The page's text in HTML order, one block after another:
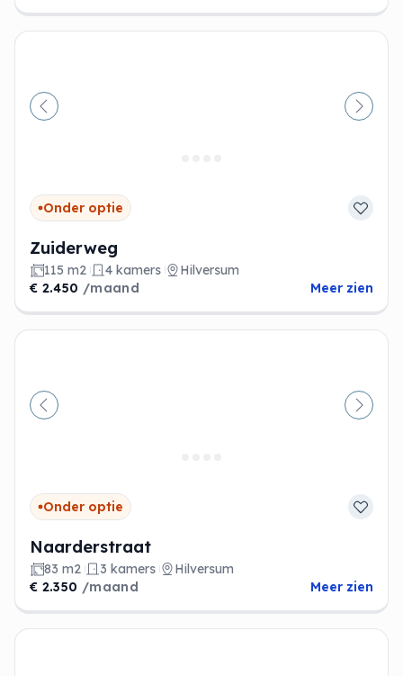
Vorige
Onder optie
Zuiderweg
115 m2 4 kamers
Hilversum
€ 2.450 /maand Meer zien
Vorige
Onder optie
Naarderstraat
83 m2 3 kamers
Hilversum
€ 2.350 /maand Meer zien